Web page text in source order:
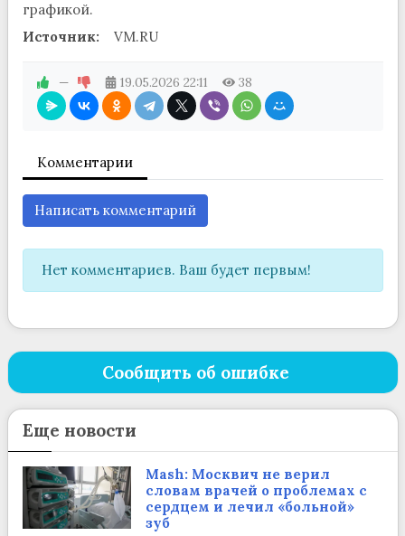
графикой.
Источник:
VM.RU
— 19.05.2026 22:11 38
Комментарии
Написать комментарий
Нет комментариев. Ваш будет первым!
Сообщить об ошибке
Еще новости
Mash: Москвич не верил
словам врачей о проблемах с
сердцем и лечил «больной»
зуб